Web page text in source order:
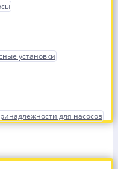
установки
для насосов